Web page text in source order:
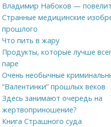
Владимир Набоков —
Странные медицинские
прошлого
Что пить в жару
Продукты, которые лучше
паре
Очень необычные
“Валентинки” прошлых веков
Здесь занимают очередь на
жертвоприношение?
Книга Страшного суда